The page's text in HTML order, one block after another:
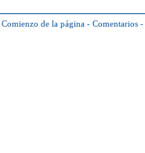
Comienzo de la página - Comentarios -